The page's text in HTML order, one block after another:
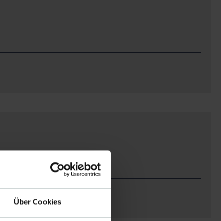
Über Cookies
Tirol
Vorarlberg